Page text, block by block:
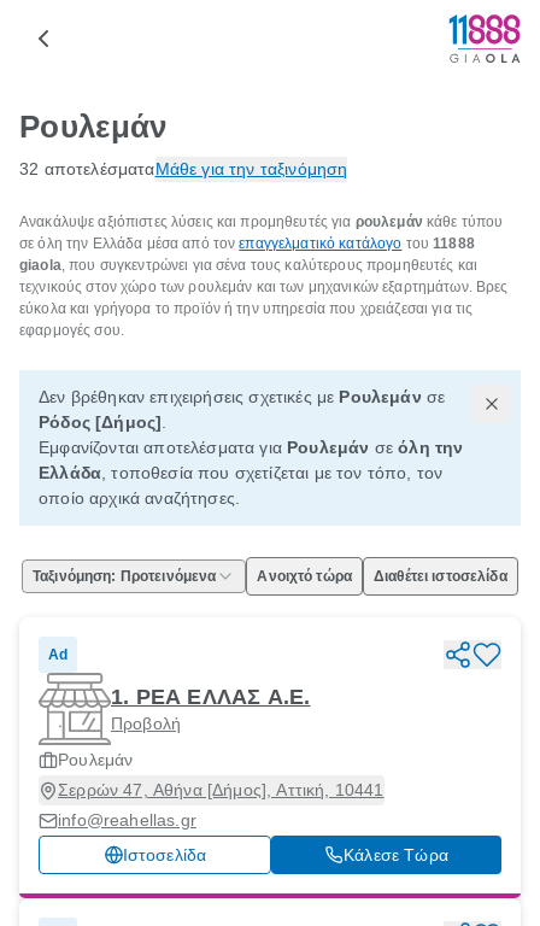
Ρουλεμάν
32 αποτελέσματαΜάθε για την ταξινόμηση
Ανακάλυψε αξιόπιστες λύσεις και προμηθευτές για ρουλεμάν κάθε τύπου
σε όλη την Ελλάδα μέσα από τονεπαγγελματικό κατάλογο του11888
giaola, που συγκεντρώνει για σένα τους καλύτερους προμηθευτές και
τεχνικούς στον χώρο των ρουλεμάν και των μηχανικών εξαρτημάτων. Βρες
εύκολα και γρήγορα το προϊόν ή την υπηρεσία που χρειάζεσαι για τις
εφαρμογές σου.
Δεν βρέθηκαν επιχειρήσεις σχετικές με Ρουλεμάν σε
Ρόδος [Δήμος]
Εμφανίζονται αποτελέσματα για Ρουλεμάν σεόλη την
Ελλάδα , τοποθεσία που σχετίζεται με τον τόπο, τον
οποίο αρχικά αναζήτησες.
Ταξινόμηση: Προτεινόμενα Ανοιχτό τώρα Διαθέτει ιστοσελίδα
Ad
1. ΡΕΑ ΕΛΛΑΣ Α.Ε.
Προβολή
Ρουλεμάν
Σερρών 47, Αθήνα [Δήμος], Αττική, 10441
info@reahellas.gr
Ιστοσελίδα
Κάλεσε Τώρα